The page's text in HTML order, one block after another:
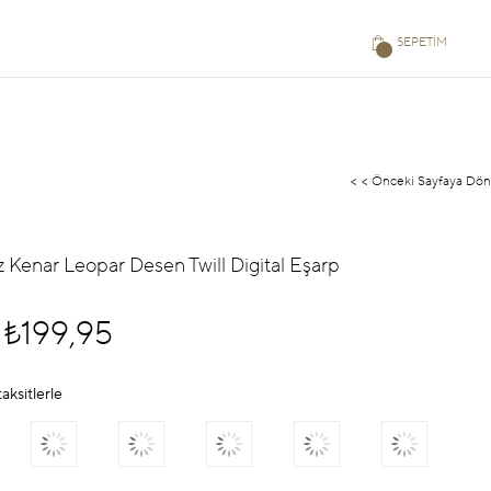
SEPETIM
< < Önceki Sayfaya Dön
Kenar Leopar Desen Twill Digital Eşarp
₺199,95